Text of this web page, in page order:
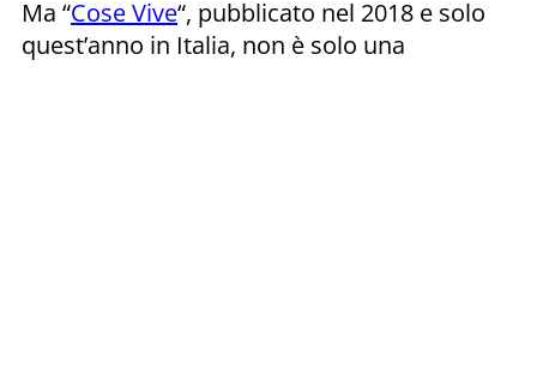
Ma “Cose Vive“, pubblicato nel 2018 e solo
quest’anno in Italia, non è solo una